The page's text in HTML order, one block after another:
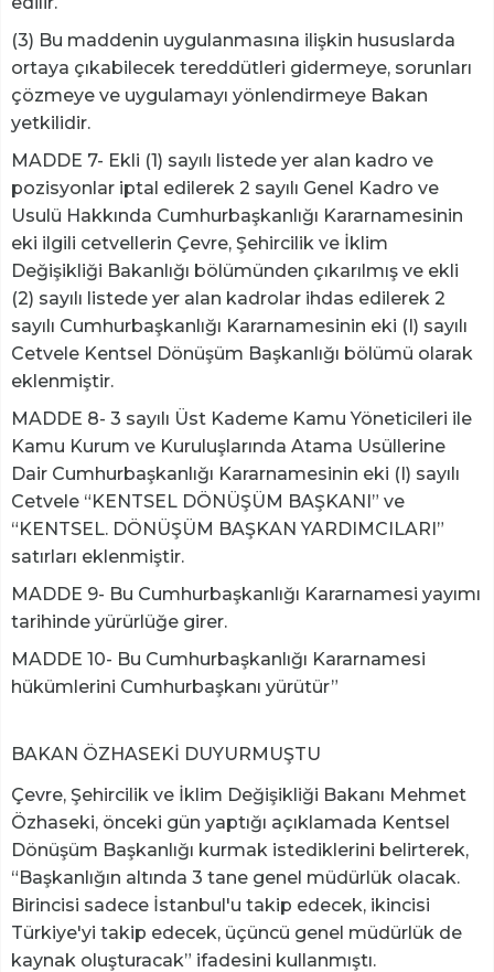
(3) Bu maddenin uygulanmasına ilişkin hususlarda
ortaya çıkabilecek tereddütleri gidermeye, sorunları
çözmeye ve uygulamayı yönlendirmeye Bakan
yetkilidir.
MADDE 7- Ekli (1) sayılı listede yer alan kadro ve
pozisyonlar iptal edilerek 2 sayılı Genel Kadro ve
Usulü Hakkında Cumhurbaşkanlığı Kararnamesinin
eki ilgili cetvellerin Çevre, Şehircilik ve İklim
Değişikliği Bakanlığı bölümünden çıkarılmış ve ekli
(2) sayılı listede yer alan kadrolar ihdas edilerek 2
sayılı Cumhurbaşkanlığı Kararnamesinin eki (I) sayılı
Cetvele Kentsel Dönüşüm Başkanlığı bölümü olarak
eklenmiştir.
MADDE 8- 3 sayılı Üst Kademe Kamu Yöneticileri ile
Kamu Kurum ve Kuruluşlarında Atama Usüllerine
Dair Cumhurbaşkanlığı Kararnamesinin eki (I) sayılı
Cetvele “KENTSEL DÖNÜŞÜM BAŞKANI” ve
“KENTSEL. DÖNÜŞÜM BAŞKAN YARDIMCILARI”
satırları eklenmiştir.
MADDE 9- Bu Cumhurbaşkanlığı Kararnamesi yayımı
tarihinde yürürlüğe girer.
MADDE 10- Bu Cumhurbaşkanlığı Kararnamesi
hükümlerini Cumhurbaşkanı yürütür”
BAKAN ÖZHASEKİ DUYURMUŞTU
Çevre, Şehircilik ve İklim Değişikliği Bakanı Mehmet
Özhaseki, önceki gün yaptığı açıklamada Kentsel
Dönüşüm Başkanlığı kurmak istediklerini belirterek,
“Başkanlığın altında 3 tane genel müdürlük olacak.
Birincisi sadece İstanbul'u takip edecek, ikincisi
Türkiye'yi takip edecek, üçüncü genel müdürlük de
kaynak oluşturacak” ifadesini kullanmıştı.